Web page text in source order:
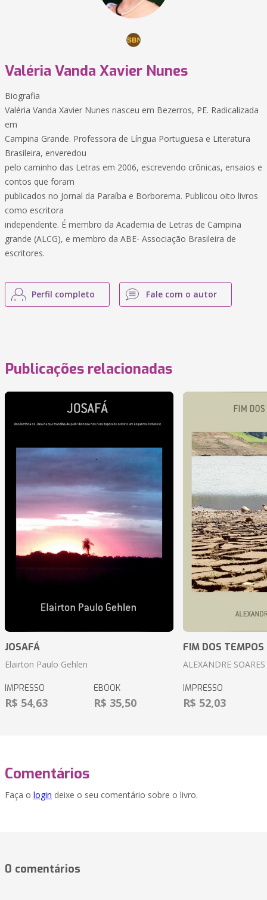
Valéria Vanda Xavier Nunes
Biografia
Valéria Vanda Xavier Nunes nasceu em Bezerros, PE. Radicalizada
em
Campina Grande. Professora de Língua Portuguesa e Literatura
Brasileira, enveredou
pelo caminho das Letras em 2006, escrevendo crônicas, ensaios e
contos que foram
publicados no Jornal da Paraíba e Borborema. Publicou oito livros
como escritora
independente. É membro da Academia de Letras de Campina
grande (ALCG), e membro da ABE- Associação Brasileira de
escritores.
Perfil completo Fale com o autor
Publicações relacionadas
JOSAFÁ
Elairton Paulo Gehlen
IMPRESSO
R$ 54,63
EBOOK
R$ 35,50
FIM DOS TEMPOS
ALEXANDRE SOARES
IMPRESSO
R$ 52,03
Comentários
Faça o login deixe o seu comentário sobre o livro.
0 comentários